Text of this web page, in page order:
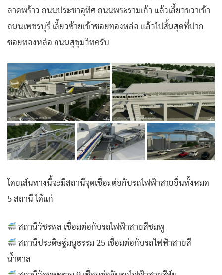
ลาดพร้าว ถนนประชาอุทิศ ถนนพระรามเก้า แล้วเลี้ยวขวาเข้า
ถนนเพชรบุรี เลี้ยวซ้ายเข้าซอยทองหล่อ แล้วไปสิ้นสุดที่ปาก
ซอยทองหล่อ ถนนสุขุมวิทครับ
โดยเส้นทางนี้จะมีสถานีจุดเชื่อมต่อกับรถไฟฟ้าสายอื่นทั้งหมด
5 สถานี ได้แก่
สถานีวัชรพล เชื่อมต่อกับรถไฟฟ้าสายสีชมพู
สถานีประดิษฐ์มนูธรรม 25 เชื่อมต่อกับรถไฟฟ้าสายสี
น้ำตาล